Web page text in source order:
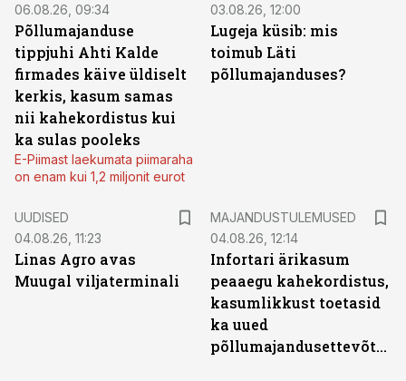
06.08.26, 09:34
Põllumajanduse
tippjuhi Ahti Kalde
firmades käive üldiselt
kerkis, kasum samas
nii kahekordistus kui
ka sulas pooleks
E-Piimast laekumata piimaraha
on enam kui 1,2 miljonit eurot
03.08.26, 12:00
Lugeja küsib: mis
toimub Läti
põllumajanduses?
UUDISED
04.08.26, 11:23
Linas Agro avas
Muugal viljaterminali
MAJANDUSTULEMUSED
04.08.26, 12:14
Infortari ärikasum
peaaegu kahekordistus,
kasumlikkust toetasid
ka uued
põllumajandusettevõtted